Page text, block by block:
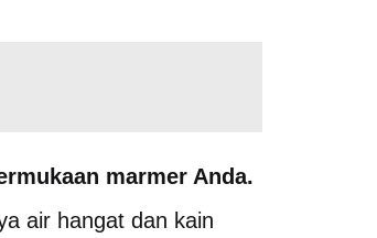
marmer Anda.
air hangat dan kain